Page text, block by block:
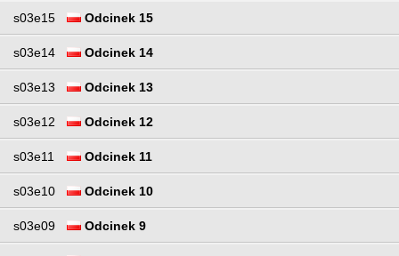
s03e15 Odcinek 15
s03e14 Odcinek 14
s03e13 Odcinek 13
s03e12 Odcinek 12
s03e11 Odcinek 11
s03e10 Odcinek 10
s03e09 Odcinek 9